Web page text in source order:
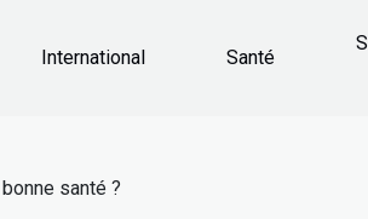
International Santé
santé ?